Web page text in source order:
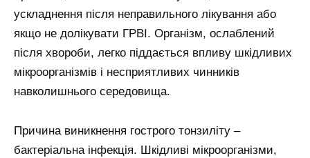
ускладнення після неправильного лікування або
якщо не долікувати ГРВІ. Організм, ослаблений
після хвороби, легко піддається впливу шкідливих
мікроорганізмів і несприятливих чинників
навколишнього середовища.
Причина виникнення гострого тонзиліту –
бактеріальна інфекція. Шкідливі мікроорганізми,